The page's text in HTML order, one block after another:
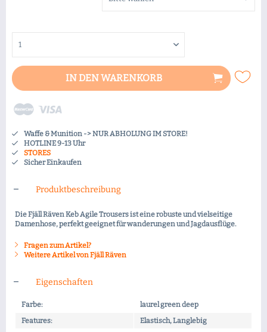
IN DENWARENKORB
Waffe & Munition -> NUR ABHOLUNG IM STORE!
HOTLINE 9-13 Uhr
STORES
Sicher Einkaufen
Produktbeschreibung
Die Fjäll Räven Keb Agile Trousers ist eine robuste und vielseitige
Damenhose, perfekt geeignet für wanderungen und Jagdausflüge.
Fragen zum Artikel?
Weitere Artikel von Fjäll Räven
Eigenschaften
Farbe:
laurel green deep
Features:
Elastisch, Langlebig